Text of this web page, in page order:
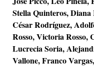
Stella Quinteros,
César Rodríguez,
Rosso, Victoria Rosso,
Lucrecia Soria,
Vallone, Franco